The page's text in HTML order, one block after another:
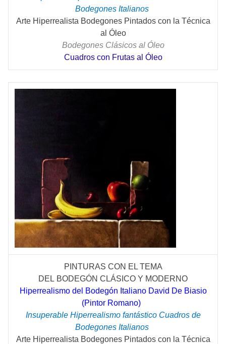
Bodegones Italianos
Arte Hiperrealista Bodegones Pintados con la Técnica
al Óleo
Bodegones Clásicos al Óleo
Cuadros con Frutas al Óleo
PINTURAS CON EL TEMA
DEL BODEGÓN CLÁSICO Y MODERNO
Hiperrealismo del Bodegón Italiano David De Biasio
(Pintor Romano)
Insuperable Hiperrealismo fantástico Cuadros de
Bodegones Italianos
Arte Hiperrealista Bodegones Pintados con la Técnica